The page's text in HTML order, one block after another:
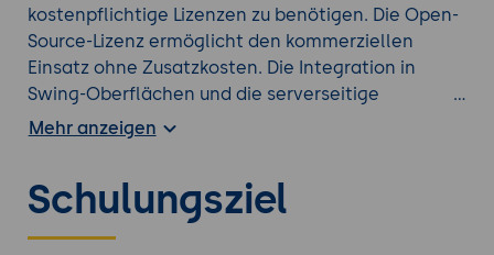
kostenpflichtige Lizenzen zu benötigen. Die Open-
Source-Lizenz ermöglicht den kommerziellen
Einsatz ohne Zusatzkosten. Die Integration in
Swing-Oberflächen und die serverseitige
Generierung für Webanwendungen decken
Finden Sie das richtige Java Seminar
Mehr anzeigen
Schulungsziel